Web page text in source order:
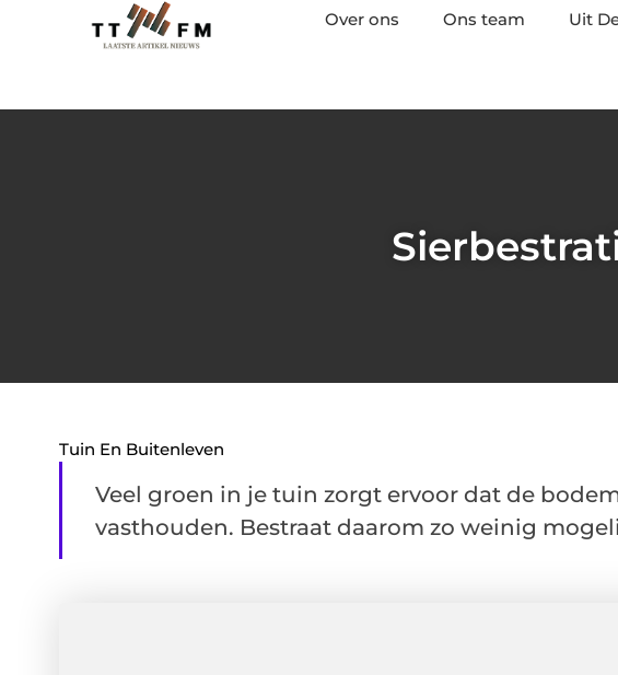
Over ons Ons team Uit
Tuin En Buitenleven
Veel groen in je tuin zorgt ervoor dat de
vasthouden. Bestraat daarom zo weinig